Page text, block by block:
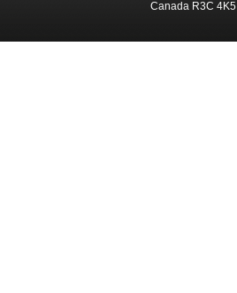
Canada R3C 4K5